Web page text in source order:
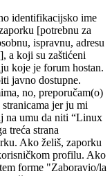
identifikacijsko ime
[potrebnu za
ispravnu, adresu
a koji su zaštićeni
koje je forum hostan.
javno dostupne.
no, preporučam(o)
jer ju mi
na umu da niti “Linux
treća strana
Ako želiš, zaporku
profilu. Ako
forme "Zaboravio/la